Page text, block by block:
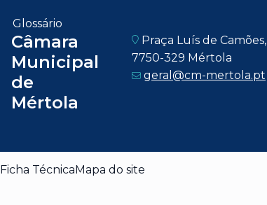
Glossário
Câmara
Municipal
de
Mértola
Praça Luís de Camões,
7750-329 Mértola
geral@cm-mertola.pt
Ficha TécnicaMapa do site